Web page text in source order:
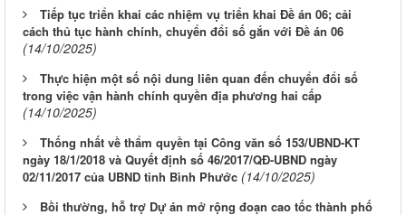
Tiếp tục triển khai các nhiệm vụ triển khai Đề án 06; cải
cách thủ tục hành chính, chuyển đổi số gắn với Đề án 06
(14/10/2025)
Thực hiện một số nội dung liên quan đến chuyển đổi số
trong việc vận hành chính quyền địa phương hai cấp
(14/10/2025)
Thống nhất về thẩm quyền tại Công văn số 153/UBND-KT
ngày 18/1/2018 và Quyết định số 46/2017/QĐ-UBND ngày
02/11/2017 của UBND tỉnh Bình Phước (14/10/2025)
Bồi thường, hỗ trợ Dự án mở rộng đoạn cao tốc thành phố